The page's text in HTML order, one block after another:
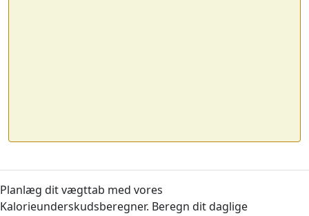
Planlæg dit vægttab med vores
Kalorieunderskudsberegner. Beregn dit daglige